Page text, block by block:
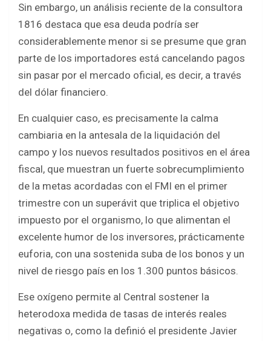
Sin embargo, un análisis reciente de la consultora
1816 destaca que esa deuda podría ser
considerablemente menor si se presume que gran
parte de los importadores está cancelando pagos
sin pasar por el mercado oficial, es decir, a través
del dólar financiero.
En cualquier caso, es precisamente la calma
cambiaria en la antesala de la liquidación del
campo y los nuevos resultados positivos en el área
fiscal, que muestran un fuerte sobrecumplimiento
de la metas acordadas con el FMI en el primer
trimestre con un superávit que triplica el objetivo
impuesto por el organismo, lo que alimentan el
excelente humor de los inversores, prácticamente
euforia, con una sostenida suba de los bonos y un
nivel de riesgo país en los 1.300 puntos básicos.
Ese oxígeno permite al Central sostener la
heterodoxa medida de tasas de interés reales
negativas o, como la definió el presidente Javier